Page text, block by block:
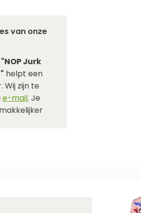
van onze
"NOP Jurk
helpt een
Wij zijn te
e-mail. Je